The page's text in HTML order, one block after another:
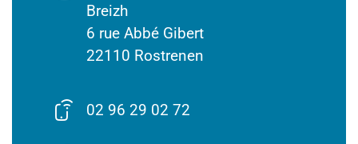
Breizh
6 rue Abbé Gibert
22110 Rostrenen
02 96 29 02 72